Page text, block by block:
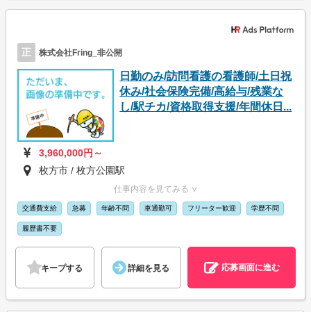
正 株式会社Fring_非公開
日勤のみ/訪問看護の看護師/土日祝
休み/社会保険完備/高給与/残業な
し/駅チカ/資格取得支援/年間休日...
3,960,000円～
枚方市 / 枚方公園駅
仕事内容を見てみる ∨
交通費支給 急募 年齢不問 車通勤可 フリーター歓迎 学歴不問
履歴書不要
キープする 詳細を見る 応募画面に進む